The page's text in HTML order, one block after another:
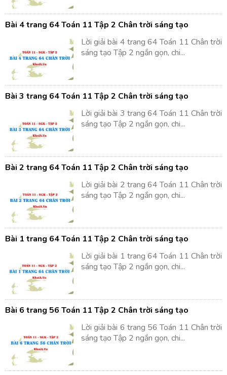
Bài 4 trang 64 Toán 11 Tập 2 Chân trời sáng tạo
Lời giải bài 4 trang 64 Toán 11 Chân trời
sáng tạo Tập 2 ngắn gọn, chi...
Bài 3 trang 64 Toán 11 Tập 2 Chân trời sáng tạo
Lời giải bài 3 trang 64 Toán 11 Chân trời
sáng tạo Tập 2 ngắn gọn, chi...
Bài 2 trang 64 Toán 11 Tập 2 Chân trời sáng tạo
Lời giải bài 2 trang 64 Toán 11 Chân trời
sáng tạo Tập 2 ngắn gọn, chi...
Bài 1 trang 64 Toán 11 Tập 2 Chân trời sáng tạo
Lời giải bài 1 trang 64 Toán 11 Chân trời
sáng tạo Tập 2 ngắn gọn, chi...
Bài 6 trang 56 Toán 11 Tập 2 Chân trời sáng tạo
Lời giải bài 6 trang 56 Toán 11 Chân trời
sáng tạo Tập 2 ngắn gọn, chi...